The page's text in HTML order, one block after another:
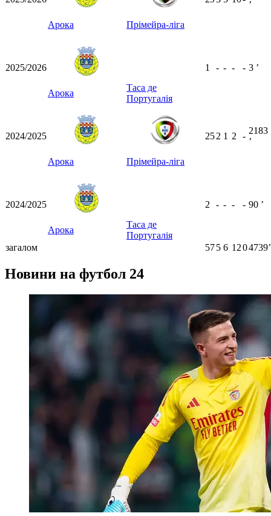
Арока Прімейра-ліга
ʼ
2025/2026
Арока
Таса де
Португалія
1 - - - - 3 ʼ
2024/2025
Арока Прімейра-ліга
252 1 2 -
2183
ʼ
2024/2025
Арока
Таса де
Португалія
2 - - - - 90 ʼ
загалом 575 6 1204739ʼ
Новини на футбол 24